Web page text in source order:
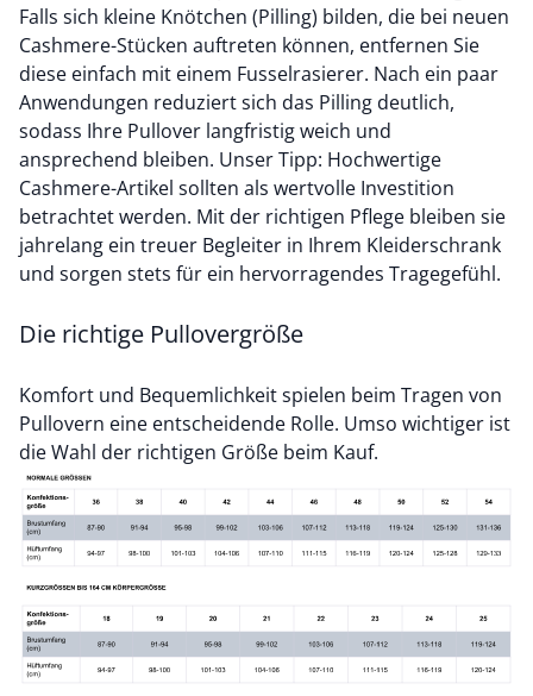
Falls sich kleine Knötchen (Pilling) bilden, die bei neuen
Cashmere-Stücken auftreten können, entfernen Sie
diese einfach mit einem Fusselrasierer. Nach ein paar
Anwendungen reduziert sich das Pilling deutlich,
sodass Ihre Pullover langfristig weich und
ansprechend bleiben. Unser Tipp: Hochwertige
Cashmere-Artikel sollten als wertvolle Investition
betrachtet werden. Mit der richtigen Pflege bleiben sie
jahrelang ein treuer Begleiter in Ihrem Kleiderschrank
und sorgen stets für ein hervorragendes Tragegefühl.
Die richtige Pullovergröße
Komfort und Bequemlichkeit spielen beim Tragen von
Pullovern eine entscheidende Rolle. Umso wichtiger ist
die Wahl der richtigen Größe beim Kauf.